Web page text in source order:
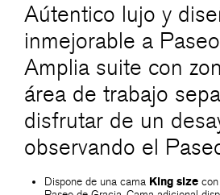
Aútentico lujo y
inmejorable a
Amplia suite con
área de trabajo
disfrutar de un
observando el
Dispone de una cama King size